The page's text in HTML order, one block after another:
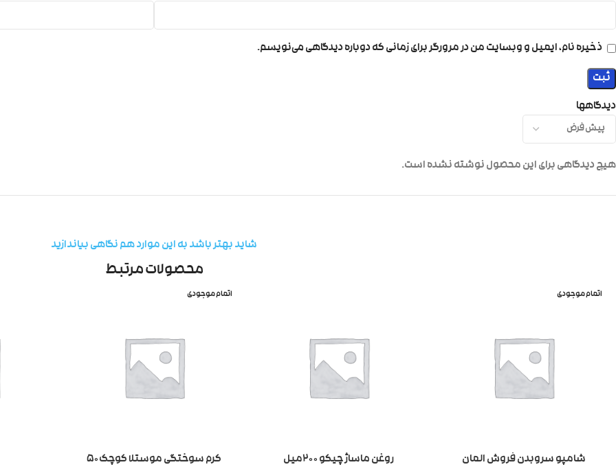
دیدگاهها
هیچ دیدگاهی برای این محصول نوشته نشده است.
ذخیره نام، ایمیل و وبسایت من در مرورگر برای زمانی که دوباره دیدگاهی می‌نویسم.
شاید بهتر باشد به این موارد هم نگاهی بیاندازید
محصولات مرتبط
اتمام موجودی
شامپو سروبدن فروش المان روغن ماساژ چیکو ۲۰۰میل
اتمام موجودی
کرم سوختگی موستلا کوچک۵۰